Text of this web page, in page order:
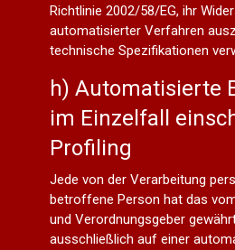
Richtlinie 2002/58/EG, ihr
automatisierter Verfahren
technische Spezifikationen
h) Automatisierte
im Einzelfall
Profiling
Jede von der Verarbeitung
betroffene Person hat das
und Verordnungsgeber
ausschließlich auf einer